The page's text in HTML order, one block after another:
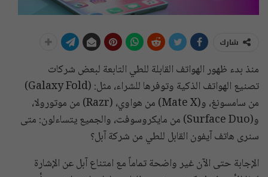
شارك
منذ بدء ظهور الهواتف القابلة للطي التابعة لبعض شركات
تصنيع الهواتف الذكية وتوفرها للشراء، مثل: (Galaxy Fold)
من سامسونغ، و(Mate X) من هواوي، (Razr) من موتورولا،
و(Surface Duo) من مايكروسوفت، والجميع يتساءلون: متى
سنرى هاتف آيفون القابل للطي من شركة آبل؟
الإجابة حتى الآن غير واضحة تماماً مع امتناع آبل عن الإشارة